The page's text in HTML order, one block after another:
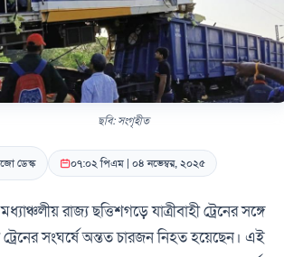
ছবি: সংগৃহীত
ডেস্ক ০৭:০২ পিএম | ০৪ নভেম্বর, ২০২৫
রাজ্য ছত্তিশগড়ে যাত্রীবাহী ট্রেনের সঙ্গে
ট্রেনের সংঘর্ষে অন্তত চারজন নিহত হয়েছেন। এই